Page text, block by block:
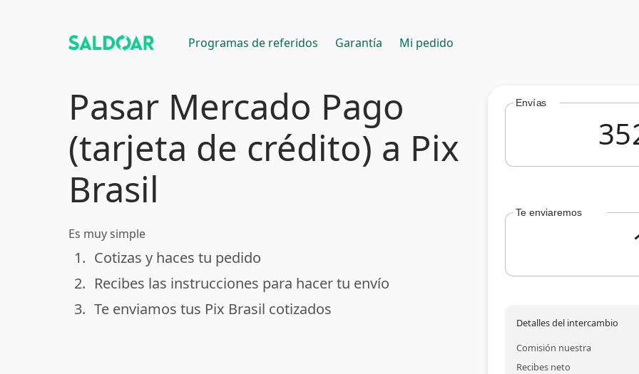
Programas de referidos Garantía Mi pedido
Pasar Mercado Pago
(tarjeta de crédito) a Pix
Brasil
Es muy simple
done
1. Cotizas y haces tu pedido
done
2. Recibes las instrucciones para hacer tu envío
done
3. Te enviamos tus Pix Brasil cotizados
Envías
Te enviaremos
Detalles del intercambio
Comisión nuestra
Recibes neto